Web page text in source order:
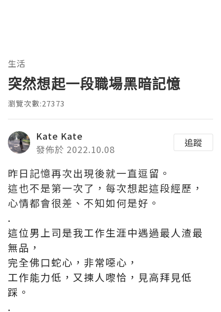
生活
突然想起一段職場黑暗記憶
瀏覽次數:27373
Kate Kate
發佈於 2022.10.08
追蹤
昨日記憶再次出現後就一直逗留。
這也不是第一次了，每次想起這段經歷，
心情都會很差、不知如何是好。
.
這位男上司是我工作生涯中遇過最人渣最
無品，
完全佛口蛇心，非常噁心，
工作能力低，又揀人嚟恰，見高拜見低
踩。
.